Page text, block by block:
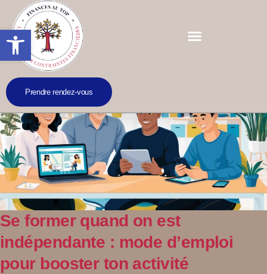
Ouvrir la barre d’outils
Prendre rendez-vous
Se former quand on est
indépendante : mode d’emploi
pour booster ton activité